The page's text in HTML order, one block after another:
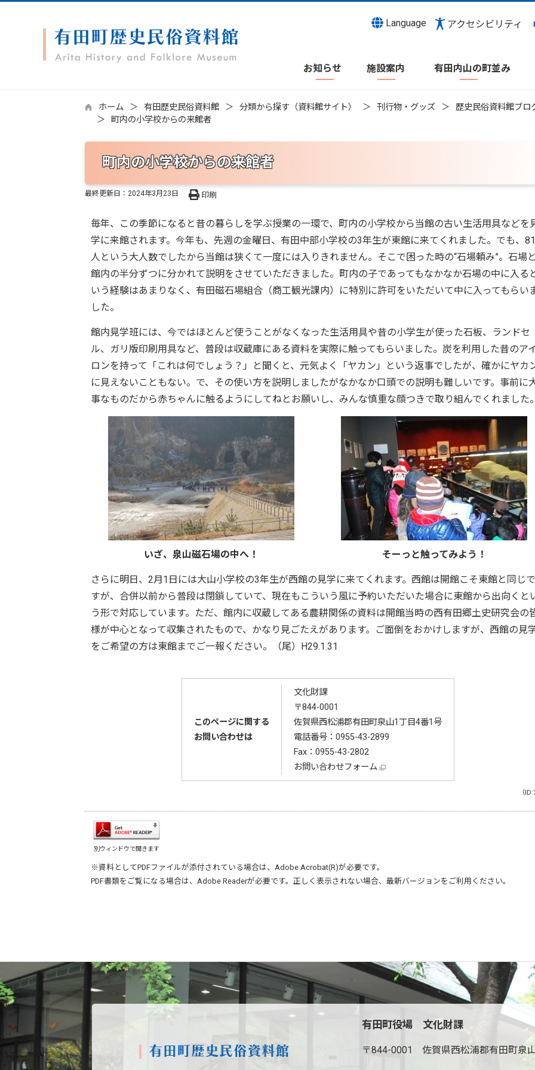
Language アクセシビリティ
お知らせ 施設案内 有田内山の町並み
ホーム 有田歴史民俗資料館 分類から探す（資料館サイト） 刊行物・グッズ 歴史民俗資料館ブロ
町内の小学校からの来館者
町内の小学校からの来館者
最終更新日： 2024年3月23日 印刷
毎年、この季節になると昔の暮らしを学ぶ授業の一環で、町内の小学校から当館の古い生活用具などを
学に来館されます。今年も、先週の金曜日、有田中部小学校の3年生が東館に来てくれました。でも、81
人という大人数でしたから当館は狭くて一度には入りきれません。そこで困った時の“石場頼み”。石場と
館内の半分ずつに分かれて説明をさせていただきました。町内の子であってもなかなか石場の中に入る
いう経験はあまりなく、有田磁石場組合（商工観光課内）に特別に許可をいただいて中に入ってもらい
した。
館内見学班には、今ではほとんど使うことがなくなった生活用具や昔の小学生が使った石板、ランドセ
ル、ガリ版印刷用具など、普段は収蔵庫にある資料を実際に触ってもらいました。炭を利用した昔のア
ロンを持って「これは何でしょう？」と聞くと、元気よく「ヤカン」という返事でしたが、確かにヤカ
に見えないこともない。で、その使い方を説明しましたがなかなか口頭での説明も難しいです。事前に
事なものだから赤ちゃんに触るようにしてねとお願いし、みんな慎重な顔つきで取り組んでくれました。
いざ、泉山磁石場の中へ！ そーっと触ってみよう！
さらに明日、2月1日には大山小学校の3年生が西館の見学に来てくれます。西館は開館こそ東館と同じで
すが、合併以前から普段は閉鎖していて、現在もこういう風に予約いただいた場合に東館から出向くと
う形で対応しています。ただ、館内に収蔵してある農耕関係の資料は開館当時の西有田郷土史研究会の
様が中心となって収集されたもので、かなり見ごたえがあります。ご面倒をおかけしますが、西館の見
をご希望の方は東館までご一報ください。（尾）H29.1.31
このページに関する
お問い合わせは
文化財課
〒844-0001
佐賀県西松浦郡有田町泉山1丁目4番1号
電話番号： 0955-43-2899
Fax：0955-43-2802
お問い合わせフォーム
（
別ウィンドウで開きます
※資料としてPDFファイルが添付されている場合は、 Adobe Acrobat(R)が必要です。
PDF書類をご覧になる場合は、 Adobe Readerが必要です。正しく表示されない場合、最新バージョンをご利用ください。
有田町役場 文化財課
〒844-0001 佐賀県西松浦郡有田町泉